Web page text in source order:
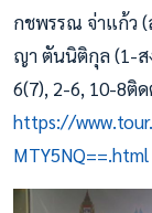
กชพรรณ จ่าแก้ว
ญา ตันนิติกุล (1-ส
6(7), 2-6, 10-8ติ
https://
MTY5NQ==.html